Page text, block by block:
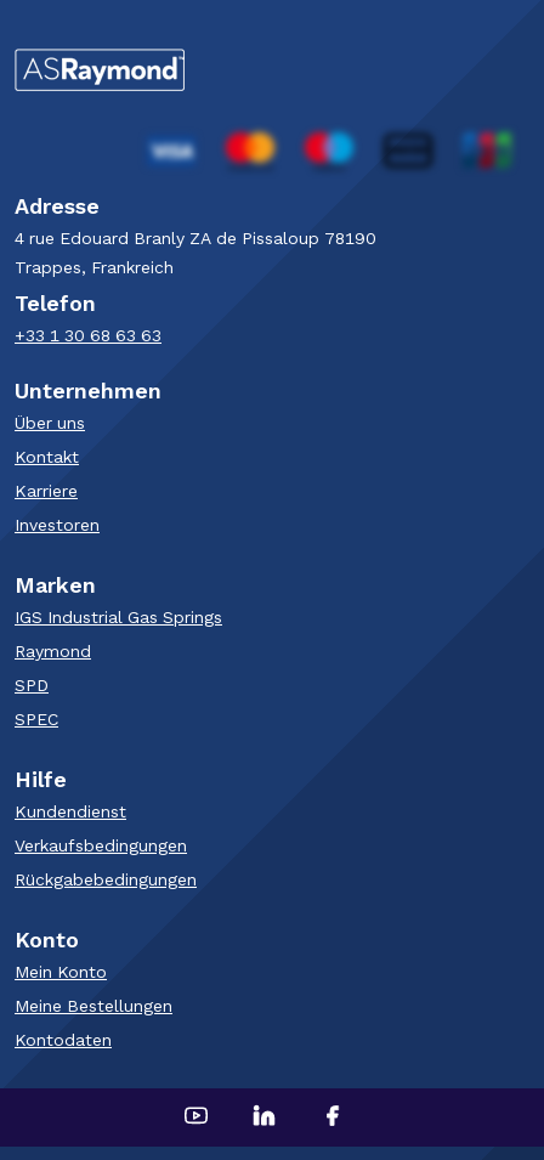
Adresse
4 rue Edouard Branly​ ZA de Pissaloup​ 78190
Trappes​, Frankreich
Telefon
+33 1 30 68 63 63​
Unternehmen
Über uns
Kontakt
Karriere
Investoren
Marken
IGS Industrial Gas Springs
Raymond
SPD
SPEC
Hilfe
Kundendienst
Verkaufsbedingungen
Rückgabebedingungen
Konto
Mein Konto
Meine Bestellungen
Kontodaten